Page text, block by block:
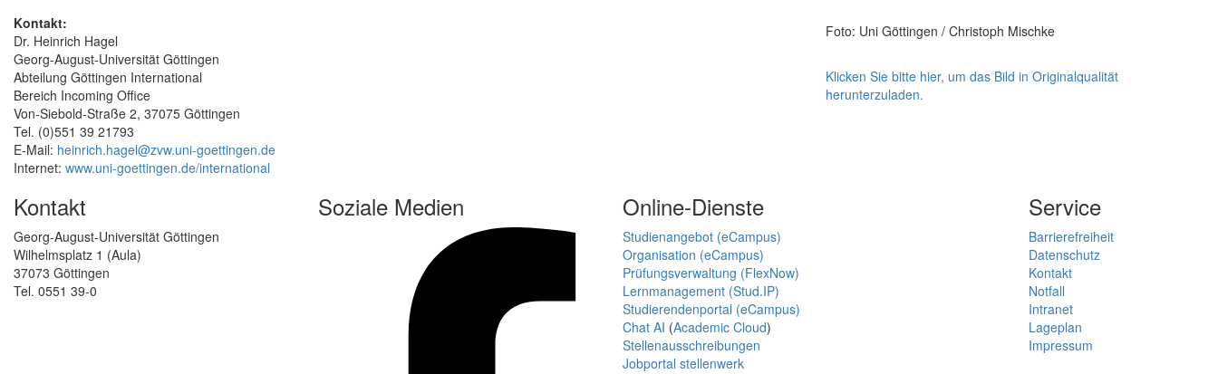
Kontakt:
Dr. Heinrich Hagel
Georg-August-Universität Göttingen
Abteilung Göttingen International
Bereich Incoming Office
Von-Siebold-Straße 2, 37075 Göttingen
Tel. (0)551 39 21793
E-Mail: heinrich.hagel@zvw.uni-goettingen.de
Internet: www.uni-goettingen.de/international
Foto: Uni Göttingen / Christoph Mischke
Klicken Sie bitte hier, um das Bild in Originalqualität
herunterzuladen.
Kontakt
Georg-August-Universität Göttingen
Wilhelmsplatz 1 (Aula)
37073 Göttingen
Tel. 0551 39-0
Soziale Medien Online-Dienste
Studienangebot (eCampus)
Organisation (eCampus)
Prüfungsverwaltung (FlexNow)
Lernmanagement (Stud.IP)
Studierendenportal (eCampus)
Chat AI (Academic Cloud)
Stellenausschreibungen
Jobportal stellenwerk
Service
Barrierefreiheit
Datenschutz
Kontakt
Notfall
Intranet
Lageplan
Impressum